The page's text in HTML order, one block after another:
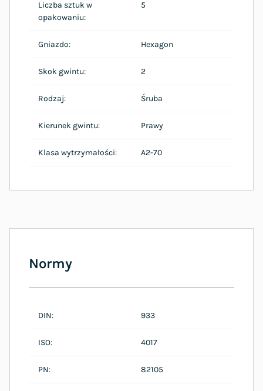
Liczba sztuk w
opakowaniu:
5
Gniazdo: Hexagon
Skok gwintu: 2
Rodzaj: Śruba
Kierunek gwintu: Prawy
Klasa wytrzymałości: A2-70
Normy
DIN: 933
ISO: 4017
PN: 82105